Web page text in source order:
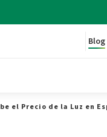
Blog
el Precio de la Luz en